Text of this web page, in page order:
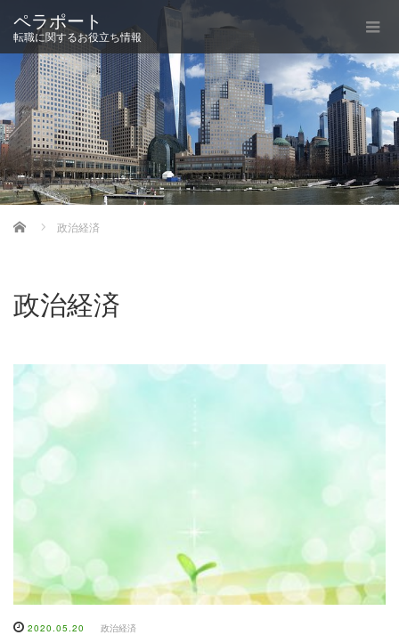
ペラポート
転職に関するお役立ち情報
Home 政治経済
政治経済
2020.05.20 政治経済